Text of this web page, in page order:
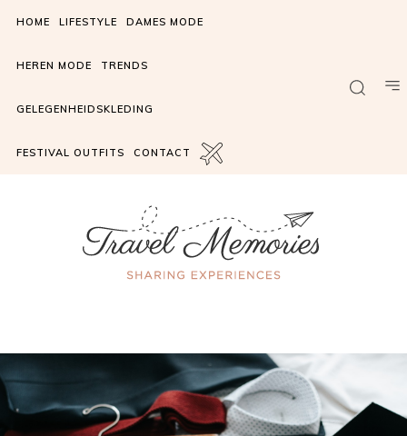
HOME LIFESTYLE DAMES MODE
HEREN MODE TRENDS
GELEGENHEIDSKLEDING
FESTIVAL OUTFITS CONTACT